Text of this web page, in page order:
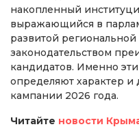
накопленный
выражающийся в
развитой
законодательством
кандидатов. Именно
определяют характер
кампании 2026 года.
Читайте новости